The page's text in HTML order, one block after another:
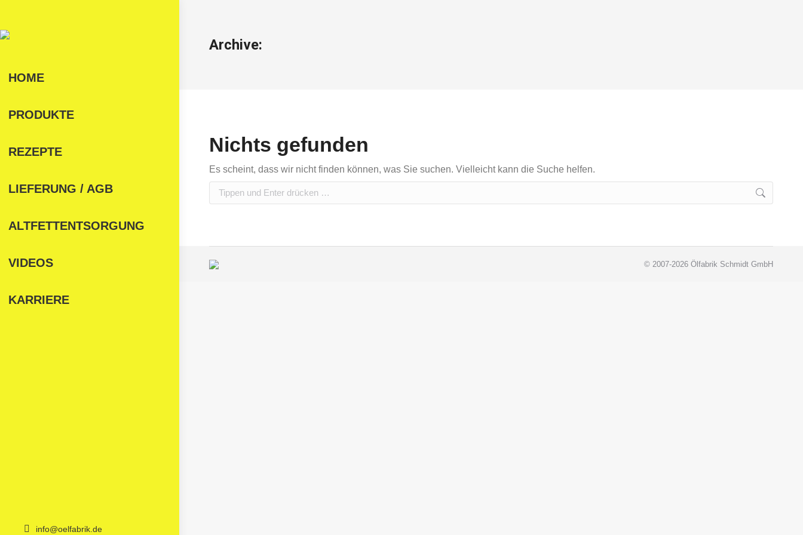
HOME
PRODUKTE
REZEPTE
LIEFERUNG / AGB
ALTFETTENTSORGUNG
VIDEOS
KARRIERE
info@oelfabrik.de
Archive:
Nichts gefunden
Es scheint, dass wir nicht finden können, was Sie suchen. Vielleicht kann die Suche helfen.
© 2007-2026 Ölfabrik Schmidt GmbH